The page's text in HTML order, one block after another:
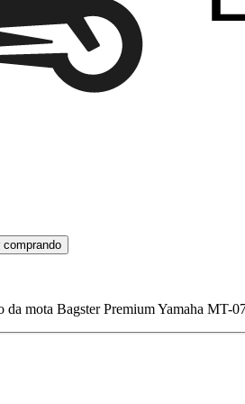
comprando
da mota Bagster Premium Yamaha MT-